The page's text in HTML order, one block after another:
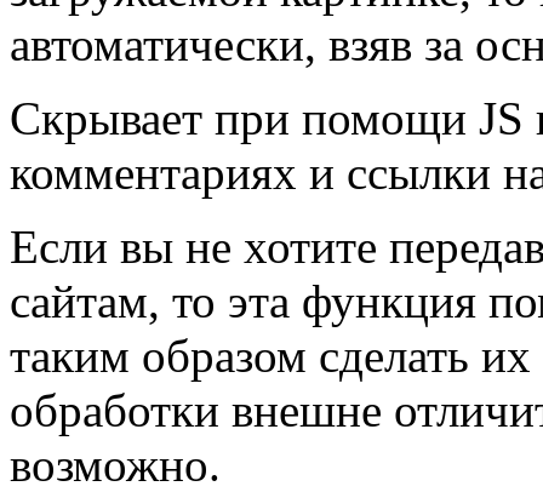
автоматически, взяв за
Скрывает при помощи JS
комментариях и ссылки
Если вы не хотите
сайтам, то эта функция
таким образом сделать
обработки внешне
возможно.